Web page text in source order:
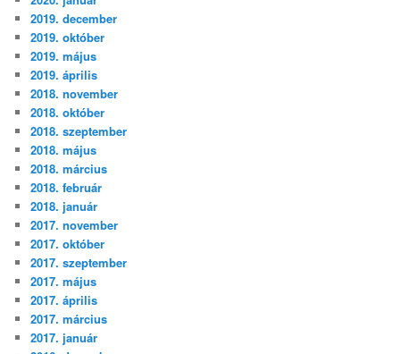
2019. december
2019. október
2019. május
2019. április
2018. november
2018. október
2018. szeptember
2018. május
2018. március
2018. február
2018. január
2017. november
2017. október
2017. szeptember
2017. május
2017. április
2017. március
2017. január